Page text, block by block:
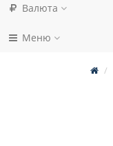
Валюта
Меню